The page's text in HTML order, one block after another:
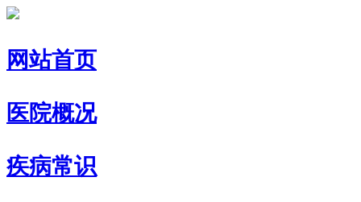
网站首页
医院概况
疾病常识